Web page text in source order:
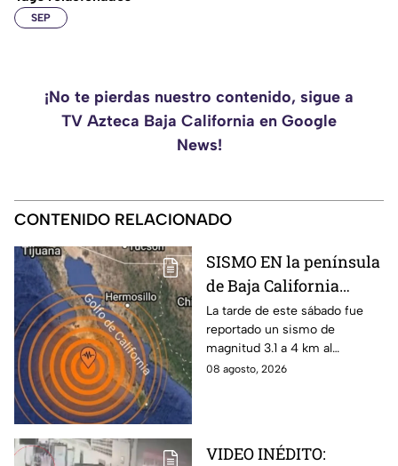
SEP
¡No te pierdas nuestro contenido, sigue a
TV Azteca Baja California en Google
News!
CONTENIDO RELACIONADO
SISMO EN la península
de Baja California
sacude San José del
Cabo
La tarde de este sábado fue
reportado un sismo de
magnitud 3.1 a 4 km al
noroeste de San José del
08 agosto, 2026
VIDEO INÉDITO: